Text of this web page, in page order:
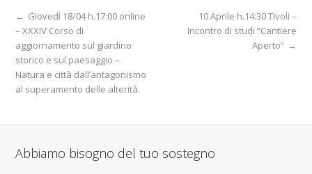
10 Aprile h.14:30 Tivoli –
Incontro di studi “Cantiere
Aperto” →
← Giovedì 18/04 h.17:00 online
– XXXIV Corso di
aggiornamento sul giardino
storico e sul paesaggio –
Natura e città dall’antagonismo
al superamento delle alterità.
Abbiamo bisogno del tuo sostegno